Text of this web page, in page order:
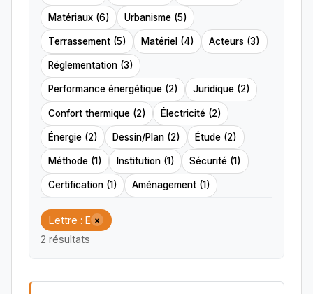
Matériaux (6) Urbanisme (5)
Terrassement (5) Matériel (4) Acteurs (3)
Réglementation (3)
Performance énergétique (2) Juridique (2)
Confort thermique (2) Électricité (2)
Énergie (2) Dessin/Plan (2) Étude (2)
Méthode (1) Institution (1) Sécurité (1)
Certification (1) Aménagement (1)
Lettre : E ×
2 résultats